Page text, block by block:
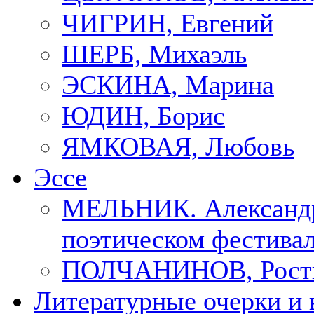
ЧИГРИН, Евгений
ШЕРБ, Михаэль
ЭСКИНА, Марина
ЮДИН, Борис
ЯМКОВАЯ, Любовь
Эссе
МЕЛЬНИК.
поэтическом
ПОЛЧАНИНОВ,
Литературные очерки и